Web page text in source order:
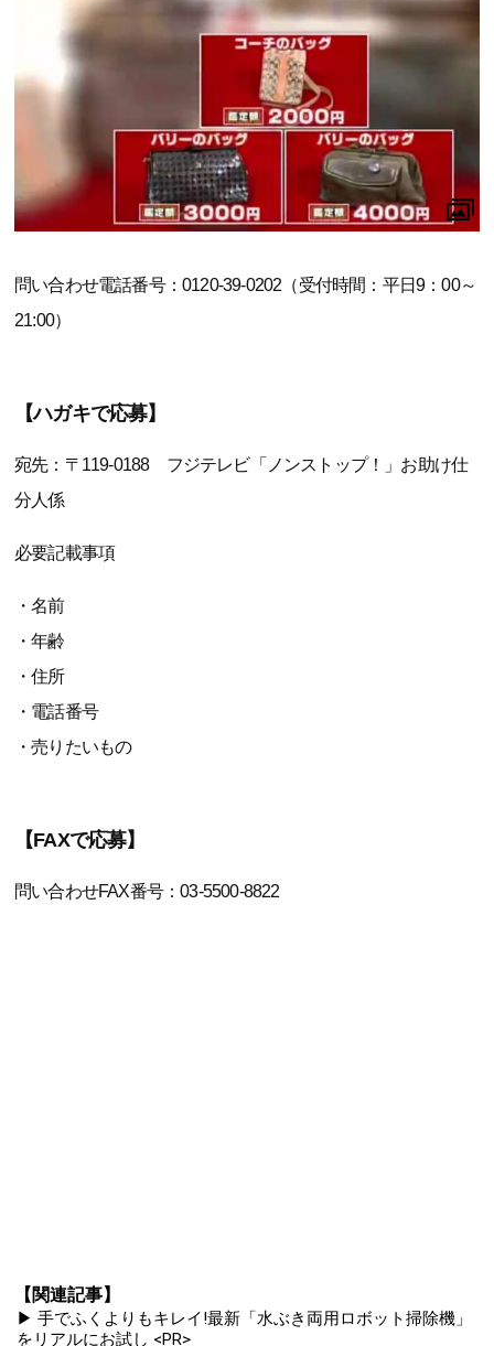
問い合わせ電話番号：0120-39-0202（受付時間：平日9：00～
21:00）
【ハガキで応募】
宛先：〒119-0188 フジテレビ「ノンストップ！」お助け仕
分人係
必要記載事項
・名前
・年齢
・住所
・電話番号
・売りたいもの
【FAXで応募】
問い合わせFAX番号：03-5500-8822
【関連記事】
▶ 手でふくよりもキレイ!最新「水ぶき両用ロボット掃除機」
をリアルにお試し <PR>